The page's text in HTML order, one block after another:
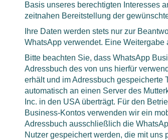
Basis unseres berechtigten Interesses
zeitnahen Bereitstellung der
Ihre Daten werden stets nur zur
WhatsApp verwendet. Eine Weitergabe
Bitte beachten Sie, dass WhatsApp
Adressbuch des von uns hierfür
erhält und im Adressbuch gespeicherte
automatisch an einen Server des
Inc. in den USA überträgt. Für den
Business-Kontos verwenden wir ein
Adressbuch ausschließlich die
Nutzer gespeichert werden, die mit uns